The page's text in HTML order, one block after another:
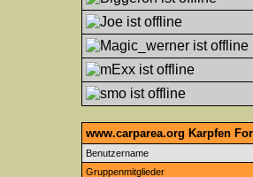
www.carparea.org Karpfen
Benutzername
Gruppenmitglieder